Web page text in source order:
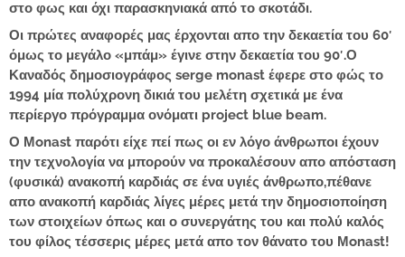
στο φως και όχι παρασκηνιακά από το σκοτάδι.
Οι πρώτες αναφορές μας έρχονται απο την δεκαετία του 60′
όμως το μεγάλο «μπάμ» έγινε στην δεκαετία του 90′.Ο
Καναδός δημοσιογράφος serge monast έφερε στο φώς το
1994 μία πολύχρονη δικιά του μελέτη σχετικά με ένα
περίεργο πρόγραμμα ονόματι project blue beam.
Ο Μonast παρότι είχε πεί πως οι εν λόγο άνθρωποι έχουν
την τεχνολογία να μπορούν να προκαλέσουν απο απόσταση
(φυσικά) ανακοπή καρδιάς σε ένα υγιές άνθρωπο,πέθανε
απο ανακοπή καρδιάς λίγες μέρες μετά την δημοσιοποίηση
των στοιχείων όπως και ο συνεργάτης του και πολύ καλός
του φίλος τέσσερις μέρες μετά απο τον θάνατο του Μonast!